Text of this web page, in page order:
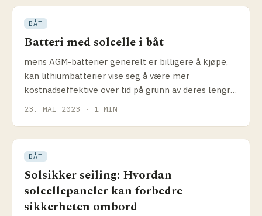
BÅT
Batteri med solcelle i båt
mens AGM-batterier generelt er billigere å kjøpe,
kan lithiumbatterier vise seg å være mer
kostnadseffektive over tid på grunn av deres lengre
23. MAI 2023 · 1 MIN
BÅT
Solsikker seiling: Hvordan
solcellepaneler kan forbedre
sikkerheten ombord